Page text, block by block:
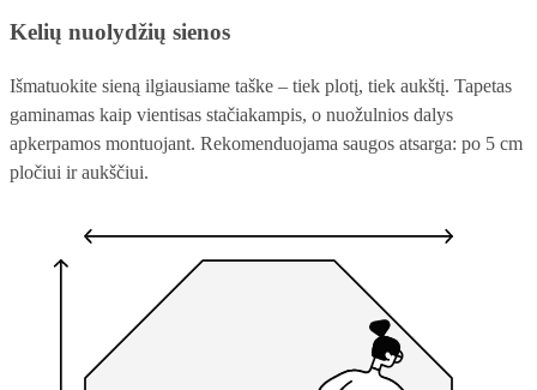
Kelių nuolydžių sienos
Išmatuokite sieną ilgiausiame taške – tiek plotį, tiek aukštį. Tapetas
gaminamas kaip vientisas stačiakampis, o nuožulnios dalys
apkerpamos montuojant. Rekomenduojama saugos atsarga: po 5 cm
pločiui ir aukščiui.